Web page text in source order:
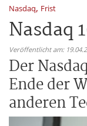
Nasdaq, Frist
Nasdaq
Veröffentlicht am:
Der
Ende der
anderen